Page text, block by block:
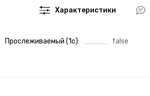
Характеристики
Прослеживаемый (1с) false